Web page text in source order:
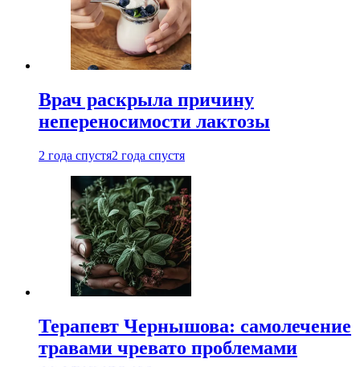
Врач раскрыла причину
непереносимости лактозы
2 года спустя2 года спустя
Терапевт Чернышова: самолечение
травами чревато проблемами